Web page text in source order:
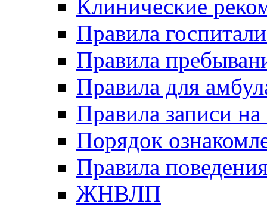
Клинические
Правила
Правила
Правила для
Правила записи
Порядок
Правила
ЖНВЛП